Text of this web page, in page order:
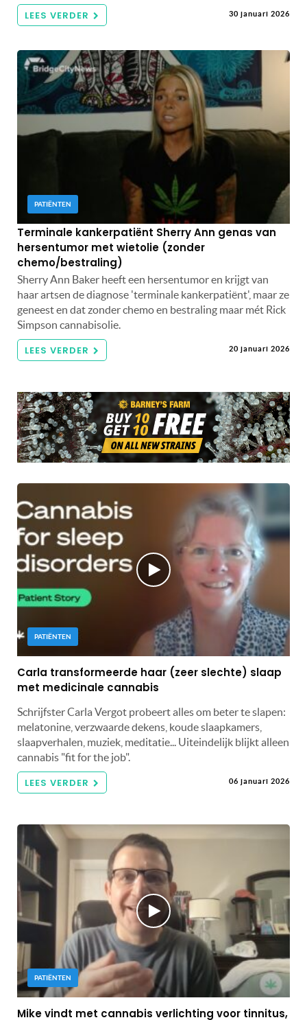
LEES VERDER 30 januari 2026
PATIËNTEN
Terminale kankerpatiënt Sherry Ann genas van
hersentumor met wietolie (zonder
chemo/bestraling)
Sherry Ann Baker heeft een hersentumor en krijgt van
haar artsen de diagnose 'terminale kankerpatiënt', maar ze
geneest en dat zonder chemo en bestraling maar mét Rick
Simpson cannabisolie.
LEES VERDER 20 januari 2026
PATIËNTEN
Carla transformeerde haar (zeer slechte) slaap
met medicinale cannabis
Schrijfster Carla Vergot probeert alles om beter te slapen:
melatonine, verzwaarde dekens, koude slaapkamers,
slaapverhalen, muziek, meditatie... Uiteindelijk blijkt alleen
cannabis "fit for the job".
LEES VERDER 06 januari 2026
PATIËNTEN
Mike vindt met cannabis verlichting voor tinnitus,